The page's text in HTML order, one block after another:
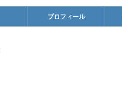
プロフィール